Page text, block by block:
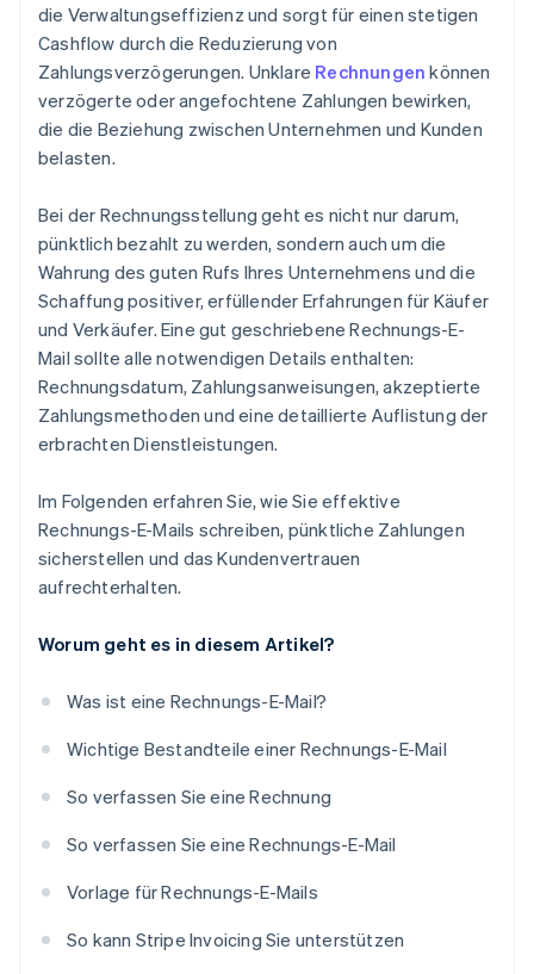
die Verwaltungseffizienz und sorgt für einen stetigen
Cashflow durch die Reduzierung von
Zahlungsverzögerungen. Unklare Rechnungen können
verzögerte oder angefochtene Zahlungen bewirken,
die die Beziehung zwischen Unternehmen und Kunden
belasten.
Bei der Rechnungsstellung geht es nicht nur darum,
pünktlich bezahlt zu werden, sondern auch um die
Wahrung des guten Rufs Ihres Unternehmens und die
Schaffung positiver, erfüllender Erfahrungen für Käufer
und Verkäufer. Eine gut geschriebene Rechnungs-E-
Mail sollte alle notwendigen Details enthalten:
Rechnungsdatum, Zahlungsanweisungen, akzeptierte
Zahlungsmethoden und eine detaillierte Auflistung der
erbrachten Dienstleistungen.
Im Folgenden erfahren Sie, wie Sie effektive
Rechnungs-E-Mails schreiben, pünktliche Zahlungen
sicherstellen und das Kundenvertrauen
aufrechterhalten.
Worum geht es in diesem Artikel?
Was ist eine Rechnungs-E-Mail?
Wichtige Bestandteile einer Rechnungs-E-Mail
So verfassen Sie eine Rechnung
So verfassen Sie eine Rechnungs-E-Mail
Vorlage für Rechnungs-E-Mails
So kann Stripe Invoicing Sie unterstützen